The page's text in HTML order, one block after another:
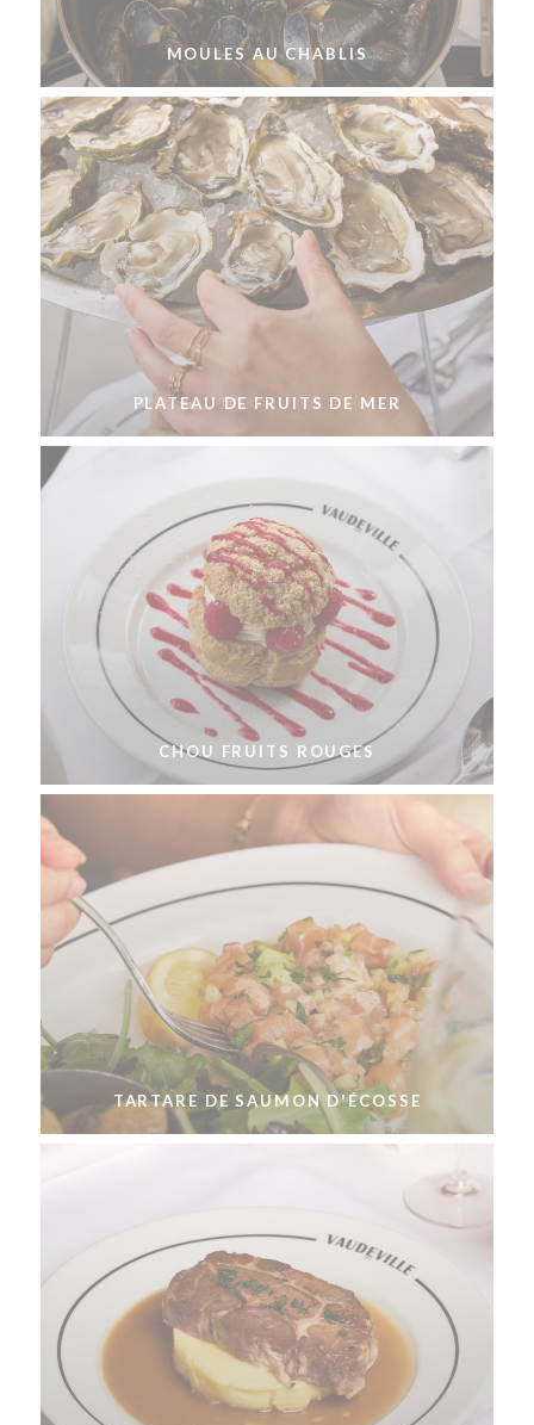
MOULES AU CHABLIS
PLATEAU DE FRUITS DE MER
CHOU FRUITS ROUGES
TARTARE DE SAUMON D'ÉCOSSE